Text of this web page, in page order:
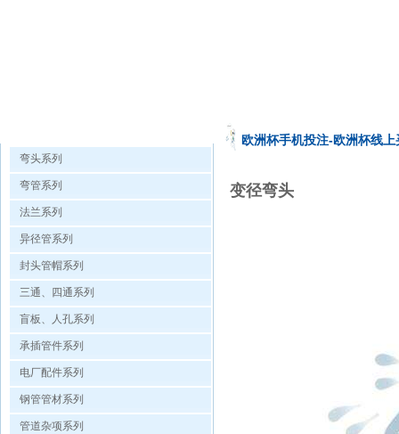
弯头系列
弯管系列
法兰系列
异径管系列
封头管帽系列
三通、四通系列
盲板、人孔系列
承插管件系列
电厂配件系列
钢管管材系列
管道杂项系列
欧洲杯手机投注-欧洲杯线上
变径弯头